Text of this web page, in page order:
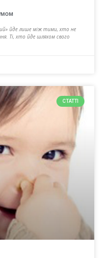
йде лише між тими, хто не
Ті, хто йде шляхом свого
СТАТТІ